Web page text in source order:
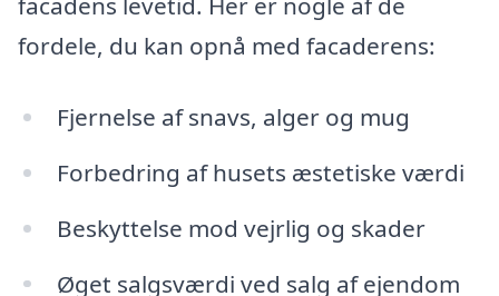
fordele, du kan opnå med facaderens:
Fjernelse af snavs, alger og mug
Forbedring af husets æstetiske værdi
Beskyttelse mod vejrlig og skader
Øget salgsværdi ved salg af ejendom